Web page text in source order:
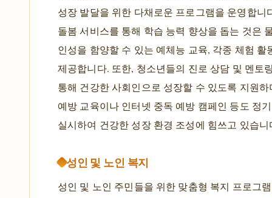
성장 발달을 위한 다채로운 프로그램을 운영합니
돌봄 서비스를 통해 학습 능력 향상을 돕는 것은
인성을 함양할 수 있는 예체능 교육, 각종 체험 활
제공합니다. 또한, 청소년들의 진로 상담 및 멘토
통해 건강한 사회인으로 성장할 수 있도록 지원
예방 교육이나 인터넷 중독 예방 캠페인 등도 정
실시하여 건강한 성장 환경 조성에 힘쓰고 있습니
성인 및 노인 복지
성인 및 노인 주민들을 위한 맞춤형 복지 프로그